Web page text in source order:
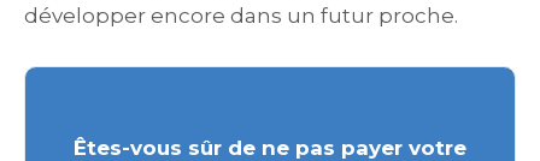
développer encore dans un futur proche.
Êtes-vous sûr de ne pas payer votre